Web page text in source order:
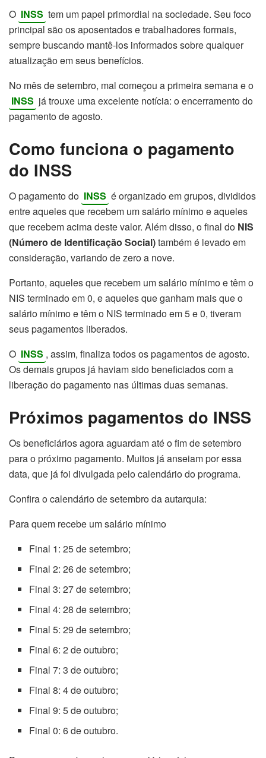
O INSS tem um papel primordial na sociedade. Seu foco
principal são os aposentados e trabalhadores formais,
sempre buscando mantê-los informados sobre qualquer
atualização em seus benefícios.
No mês de setembro, mal começou a primeira semana e o
INSS já trouxe uma excelente notícia: o encerramento do
pagamento de agosto.
Como funciona o pagamento
do INSS
O pagamento do INSS é organizado em grupos, divididos
entre aqueles que recebem um salário mínimo e aqueles
que recebem acima deste valor. Além disso, o final do NIS
(Número de Identificação Social)também é levado em
consideração, variando de zero a nove.
Portanto, aqueles que recebem um salário mínimo e têm o
NIS terminado em 0, e aqueles que ganham mais que o
salário mínimo e têm o NIS terminado em 5 e 0, tiveram
seus pagamentos liberados.
O INSS , assim, finaliza todos os pagamentos de agosto.
Os demais grupos já haviam sido beneficiados com a
liberação do pagamento nas últimas duas semanas.
Próximos pagamentos do INSS
Os beneficiários agora aguardam até o fim de setembro
para o próximo pagamento. Muitos já anseiam por essa
data, que já foi divulgada pelo calendário do programa.
Confira o calendário de setembro da autarquia:
Para quem recebe um salário mínimo
Final 1: 25 de setembro;
Final 2: 26 de setembro;
Final 3: 27 de setembro;
Final 4: 28 de setembro;
Final 5: 29 de setembro;
Final 6: 2 de outubro;
Final 7: 3 de outubro;
Final 8: 4 de outubro;
Final 9: 5 de outubro;
Final 0: 6 de outubro.